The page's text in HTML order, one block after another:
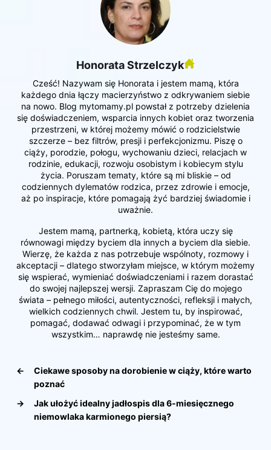
Honorata Strzelczyk
Cześć! Nazywam się Honorata i jestem mamą, która
każdego dnia łączy macierzyństwo z odkrywaniem siebie
na nowo. Blog mytomamy.pl powstał z potrzeby dzielenia
się doświadczeniem, wsparcia innych kobiet oraz tworzenia
przestrzeni, w której możemy mówić o rodzicielstwie
szczerze – bez filtrów, presji i perfekcjonizmu. Piszę o
ciąży, porodzie, połogu, wychowaniu dzieci, relacjach w
rodzinie, edukacji, rozwoju osobistym i kobiecym stylu
życia. Poruszam tematy, które są mi bliskie – od
codziennych dylematów rodzica, przez zdrowie i emocje,
aż po inspiracje, które pomagają żyć bardziej świadomie i
uważnie.
Jestem mamą, partnerką, kobietą, która uczy się
równowagi między byciem dla innych a byciem dla siebie.
Wierzę, że każda z nas potrzebuje wspólnoty, rozmowy i
akceptacji – dlatego stworzyłam miejsce, w którym możemy
się wspierać, wymieniać doświadczeniami i razem dorastać
do swojej najlepszej wersji. Zapraszam Cię do mojego
świata – pełnego miłości, autentyczności, refleksji i małych,
wielkich codziennych chwil. Jestem tu, by inspirować,
pomagać, dodawać odwagi i przypominać, że w tym
wszystkim… naprawdę nie jesteśmy same.
←
Ciekawe sposoby na dorobienie w ciąży, które warto
poznać
→
Jak ułożyć idealny jadłospis dla 6-miesięcznego
niemowlaka karmionego piersią?